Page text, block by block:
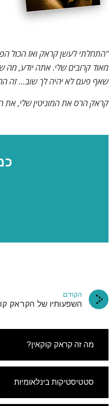
"התחלתי לעשן קראק ואז הכול
מאוד קרובים שלי. אתה יודע,
שאף פעם לא יהיה לך שוב… זה
קראק הרס את המוניטין שלי, את
הקודם
השפעותיו של הקראק
מה זה קראק קוקאין?
סטטיסטיקות בינלאומיות